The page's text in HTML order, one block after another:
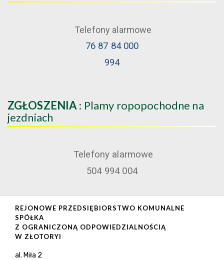
Telefony alarmowe
76 87 84 000
994
ZGŁOSZENIA : Plamy ropopochodne na
jezdniach
Telefony alarmowe
504 994 004
REJONOWE PRZEDSIĘBIORSTWO KOMUNALNE
SPÓŁKA
Z OGRANICZONĄ ODPOWIEDZIALNOŚCIĄ
W ZŁOTORYI
al. Miła 2